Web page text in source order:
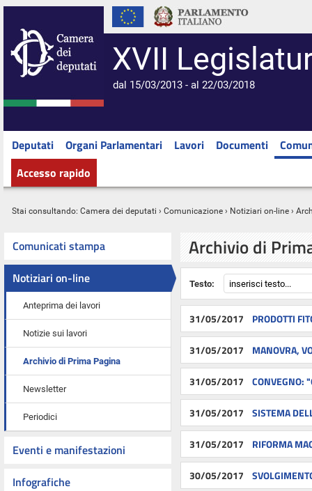
XVII
dal 15/03/2013 - al 22/03/2018
Deputati Organi Parlamentari Lavori Documenti
Accesso rapido
Stai consultando: Camera dei deputati › Comunicazione › Notiziari on-line ›
Comunicati stampa
Notiziari on-line
Anteprima dei lavori
Notizie sui lavori
Archivio di Prima Pagina
Newsletter
Periodici
Eventi e manifestazioni
Infografiche
Archivio di
Testo:
31/05/2017 PRODOTTI
31/05/2017 MANOVRA,
31/05/2017 CONVEGNO:
31/05/2017 SISTEMA
31/05/2017 RIFORMA
30/05/2017